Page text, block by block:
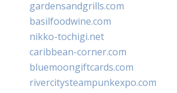
gardensandgrills.com
basilfoodwine.com
nikko-tochigi.net
caribbean-corner.com
bluemoongiftcards.com
rivercitysteampunkexpo.com